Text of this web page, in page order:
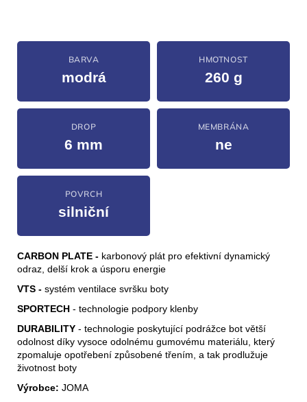
BARVA
modrá
HMOTNOST
260 g
DROP
6 mm
MEMBRÁNA
ne
POVRCH
silniční
CARBON PLATE - karbonový plát pro efektivní dynamický
odraz, delší krok a úsporu energie
VTS - systém ventilace svršku boty
SPORTECH - technologie podpory klenby
DURABILITY - technologie poskytující podrážce bot větší
odolnost díky vysoce odolnému gumovému materiálu, který
zpomaluje opotřebení způsobené třením, a tak prodlužuje
životnost boty
Výrobce: JOMA